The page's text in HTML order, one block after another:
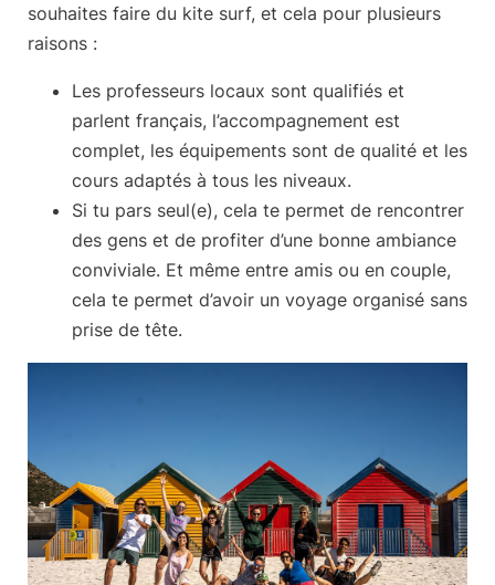
souhaites faire du kite surf, et cela pour plusieurs
raisons :
Les professeurs locaux sont qualifiés et
parlent français, l’accompagnement est
complet, les équipements sont de qualité et les
cours adaptés à tous les niveaux.
Si tu pars seul(e), cela te permet de rencontrer
des gens et de profiter d’une bonne ambiance
conviviale. Et même entre amis ou en couple,
cela te permet d’avoir un voyage organisé sans
prise de tête.